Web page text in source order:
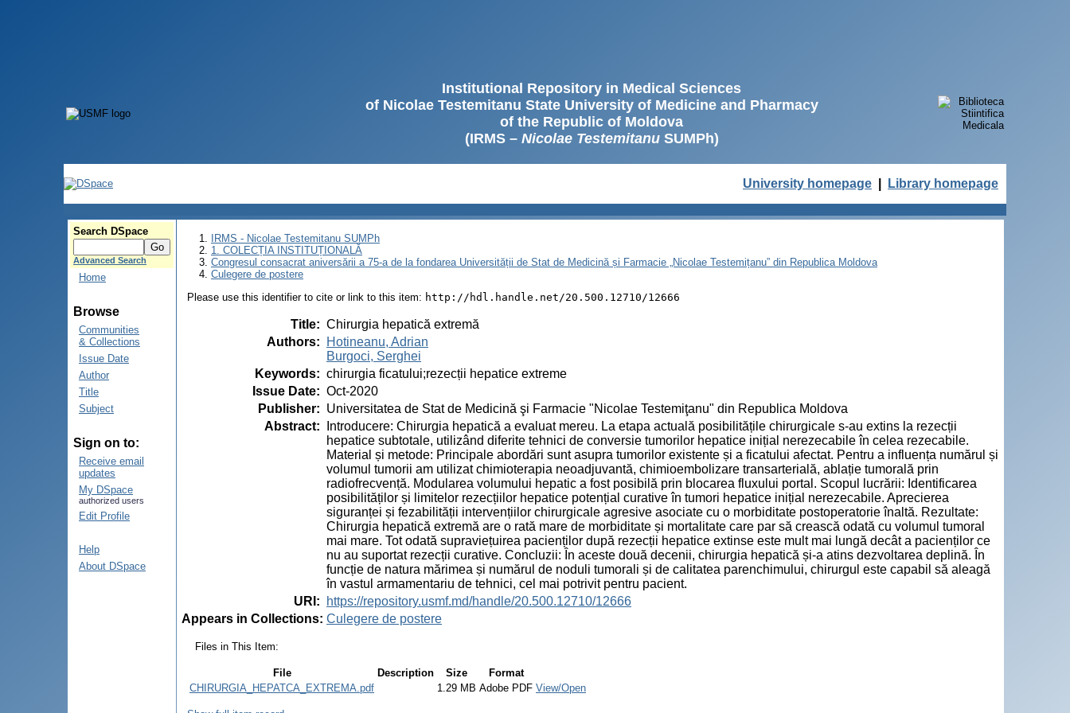
Institutional Repository in Medical Sciences
of Nicolae Testemitanu State University of Medicine and Pharmacy
of the Republic of Moldova
(IRMS – Nicolae TestemitanuSUMPh)
University homepage Library homepage
Search DSpace
Advanced Search
Home
Browse
Communities
& Collections
Issue Date
Author
Title
Subject
Sign on to:
Receive email
updates
My DSpace
authorized users
Edit Profile
Help
About DSpace
IRMS - Nicolae Testemitanu SUMPh
1. COLECȚIA INSTITUȚIONALĂ
Congresul consacrat aniversării a 75-a de la fondarea Universității de Stat de Medicină și Farmacie „Nicolae Testemițanu” din Republica Moldova
Culegere de postere
Please use this identifier to cite or link to this item: http://hdl.handle.net/20.500.12710/12666
Title: Chirurgia hepatică extremă
Authors:
Hotineanu, Adrian
Burgoci, Serghei
Keywords: chirurgia ficatului;rezecții hepatice extreme
Issue Date: Oct-2020
Publisher: Universitatea de Stat de Medicină şi Farmacie "Nicolae Testemiţanu" din Republica Moldova
Abstract:
Introducere: Chirurgia hepatică a evaluat mereu. La etapa actuală posibilitățile chirurgicale s-au extins la rezecții
hepatice subtotale, utilizând diferite tehnici de conversie tumorilor hepatice inițial nerezecabile în celea rezecabile.
Material și metode: Principale abordări sunt asupra tumorilor existente și a ficatului afectat. Pentru a influența numărul și
volumul tumorii am utilizat chimioterapia neoadjuvantă, chimioembolizare transarterială, ablație tumorală prin
radiofrecvență. Modularea volumului hepatic a fost posibilă prin blocarea fluxului portal. Scopul lucrării: Identificarea
posibilităților și limitelor rezecțiilor hepatice potențial curative în tumori hepatice inițial nerezecabile. Aprecierea
siguranței și fezabilității intervențiilor chirurgicale agresive asociate cu o morbiditate postoperatorie înaltă. Rezultate:
Chirurgia hepatică extremă are o rată mare de morbiditate și mortalitate care par să crească odată cu volumul tumoral
mai mare. Tot odată supraviețuirea pacienților după rezecții hepatice extinse este mult mai lungă decât a pacienților ce
nu au suportat rezecții curative. Concluzii: În aceste două decenii, chirurgia hepatică și-a atins dezvoltarea deplină. În
funcție de natura mărimea și numărul de noduli tumorali și de calitatea parenchimului, chirurgul este capabil să aleagă
în vastul armamentariu de tehnici, cel mai potrivit pentru pacient.
URI :
https://repository.usmf.md/handle/20.500.12710/12666
Appears in Collections: Culegere de postere
Files in This Item:
File Description Size
Format
CHIRURGIA_HEPATCA_EXTREMA.pdf
1.29 MB Adobe PDF View/Open